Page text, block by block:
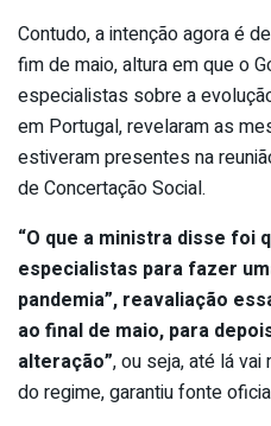
Contudo, a intenção agora é
fim de maio, altura em que o
especialistas sobre a
em Portugal, revelaram as
estiveram presentes na
de Concertação Social.
“O que a ministra disse foi
especialistas para fazer
pandemia”, reavaliação
ao final de maio, para
alteração”, ou seja, até lá
do regime, garantiu fonte